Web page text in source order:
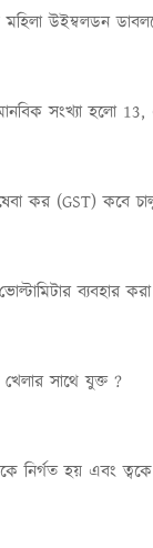
উইম্বলডন
সংখ্যা হলো
কর (GST) কবে
ব্যবহার
সাথে যুক্ত ?
নির্গত হয় এবং ত্বকে